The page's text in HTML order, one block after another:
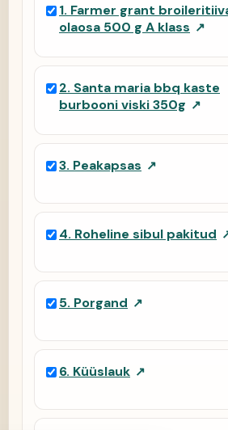
1. Farmer grant
olaosa 500 g A klass ↗
2. Santa maria bbq kaste
burbooni viski 350g ↗
3. Peakapsas ↗
4. Roheline sibul pakitud
5. Porgand ↗
6. Küüslauk ↗